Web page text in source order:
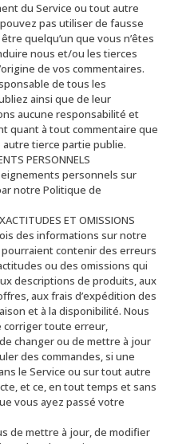
du Service ou tout autre
pas utiliser de fausse
quelqu’un que vous n’êtes
nous et/ou les tierces
de vos commentaires.
de tous les
ainsi que de leur
aucune responsabilité et
quant à tout commentaire que
tierce partie publie.
PERSONNELS
personnels sur
notre Politique de
ET OMISSIONS
des informations sur notre
contenir des erreurs
ou des omissions qui
descriptions de produits, aux
aux frais d’expédition des
et à la disponibilité. Nous
corriger toute erreur,
changer ou de mettre à jour
des commandes, si une
le Service ou sur tout autre
et ce, en tout temps et sans
vous ayez passé votre
de mettre à jour, de modifier